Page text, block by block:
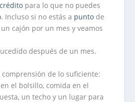
crédito para lo que no puedes
. Incluso si no estás a punto de
cajón por un mes y veamos
después de un mes.
comprensión de lo suficiente:
el bolsillo, comida en el
un techo y un lugar para